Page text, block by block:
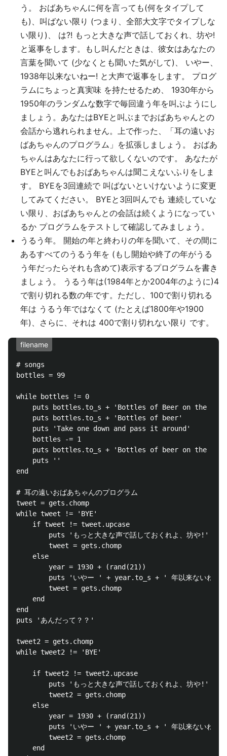
う。 おばあちゃんに何を言っても(何をタイプして
も)、叫ばない限り (つまり、全部大文字でタイプしな
い限り)、 は?! もっと大きな声で話しておくれ、坊や!
と返事をします。もし叫んだときは、彼女はあなたの
言葉を聞いて (少なくとも聞いた気がして)、 いやー、
1938年以来ないねー! と大声で返事をします。 プログ
ラムにちょっと真実味 を持たせるため、 1930年から
1950年のランダムな数字で毎回違う年を叫ぶようにし
ましょう。あなたはBYEと叫ぶまでおばあちゃんとの
会話から逃れられません。上で作った、「耳の遠いお
ばあちゃんのプログラム」を拡張しましょう。 おばあ
ちゃんはあなたに行って欲しくないのです。 あなたが
BYEと叫んでもおばあちゃんは聞こえないふりをしま
す。 BYEを3回連続で 叫ばないといけないように変更
してみてください。 BYEと3回叫んでも 連続していな
い限り、おばあちゃんとの会話は続くようになってい
るか プログラムをテストして確認してみましょう。
うるう年。 開始の年と終わりの年を聞いて、その間に
あるすべてのうるう年を (もし開始や終了の年がうる
う年だったらそれも含めて)表示するプログラムを書き
ましょう。 うるう年は(1984年とか2004年のように)4
で割り切れる数の年です。ただし、100で割り切れる
年は うるう年ではなくて (たとえば1800年や1900
年)、さらに、それは 400で割り切れない限り です。
filename
# songs
bottles = 99
while bottles != 0
end
# 耳の遠いおばあちゃんのプログラム
tweet = gets.chomp
while tweet != 'BYE'
end
puts 'あんだって？？'
tweet2 = gets.chomp
while tweet2 != 'BYE'